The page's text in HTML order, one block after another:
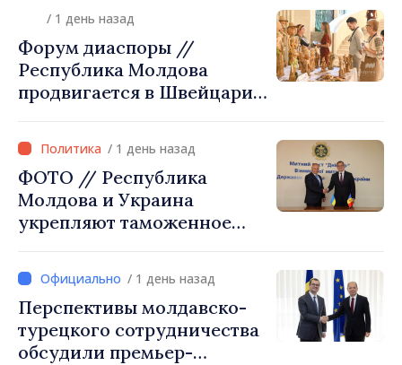
утвердил окончательное
решение
/ 1 день назад
Форум диаспоры //
Республика Молдова
продвигается в Швейцарии
и экспорт
/ 1 день назад
ФОТО // Республика
Молдова и Украина
укрепляют таможенное
обеспечения безопасности
границы и европейской
интеграции. Встреча в
Могилёв-Подольском
/ 1 день назад
Перспективы молдавско-
турецкого сотрудничества
обсудили премьер-